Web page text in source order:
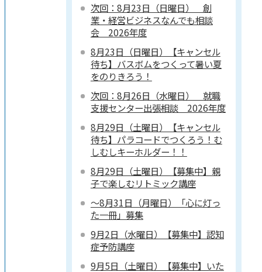
次回：8月23日（日曜日） 創
業・経営ビジネスなんでも相談
会 2026年度
8月23日（日曜日）【キャンセル
待ち】バスボムをつくって暑い夏
をのりきろう！
次回：8月26日（水曜日） 就職
支援センター出張相談 2026年度
8月29日（土曜日）【キャンセル
待ち】パラコードでつくろう！む
しむしキーホルダー！！
8月29日（土曜日）【募集中】親
子で楽しむリトミック講座
～8月31日（月曜日）「心に灯っ
た一冊」募集
9月2日（水曜日）【募集中】認知
症予防講座
9月5日（土曜日）【募集中】いた